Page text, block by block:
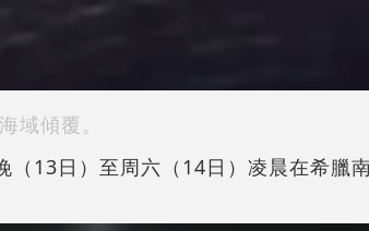
域傾覆。
13日）至周六（14日）凌晨在希臘